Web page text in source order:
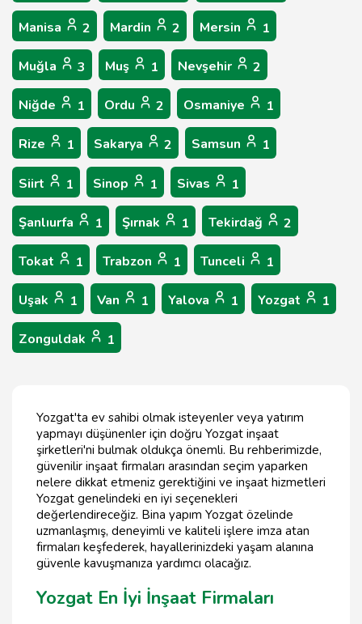
Manisa 2 Mardin 2 Mersin 1
Muğla 3 Muş 1 Nevşehir 2
Niğde 1 Ordu 2 Osmaniye 1
Rize 1 Sakarya 2 Samsun 1
Siirt 1 Sinop 1 Sivas 1
Şanlıurfa 1 Şırnak 1 Tekirdağ 2
Tokat 1 Trabzon 1 Tunceli 1
Uşak 1 Van 1 Yalova 1 Yozgat 1
Zonguldak 1
Yozgat'ta ev sahibi olmak isteyenler veya yatırım
yapmayı düşünenler için doğru Yozgat inşaat
şirketleri'ni bulmak oldukça önemli. Bu rehberimizde,
güvenilir inşaat firmaları arasından seçim yaparken
nelere dikkat etmeniz gerektiğini ve inşaat hizmetleri
Yozgat genelindeki en iyi seçenekleri
değerlendireceğiz. Bina yapım Yozgat özelinde
uzmanlaşmış, deneyimli ve kaliteli işlere imza atan
firmaları keşfederek, hayallerinizdeki yaşam alanına
güvenle kavuşmanıza yardımcı olacağız.
Yozgat En İyi İnşaat Firmaları